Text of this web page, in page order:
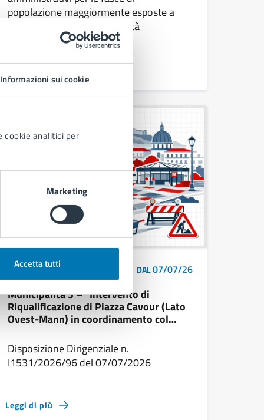
Informazioni sui cookie
cookie analitici per
Marketing
Accetta tutti
popolazione maggiormente esposte a
situazioni di disagio o fragilità
NOTIZIE DAL07/07/26
Municipalità 3 – “Intervento di
Riqualificazione di Piazza Cavour (Lato
Ovest-Mann) in coordinamento col
conclusione positiva della Conferenza
di Servizi decisoria
Disposizione Dirigenziale n.
I1531/2026/96 del 07/07/2026
Leggi di più